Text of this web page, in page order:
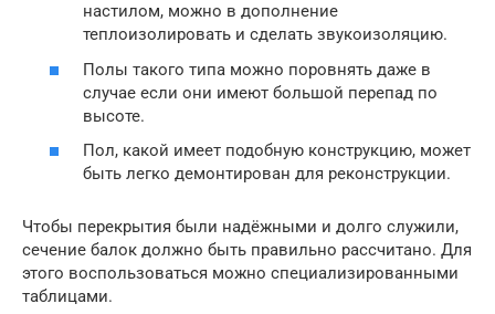
настилом, можно в дополнение
теплоизолировать и сделать звукоизоляцию.
Полы такого типа можно поровнять даже в
случае если они имеют большой перепад по
высоте.
Пол, какой имеет подобную конструкцию, может
быть легко демонтирован для реконструкции.
Чтобы перекрытия были надёжными и долго служили,
сечение балок должно быть правильно рассчитано. Для
этого воспользоваться можно специализированными
таблицами.